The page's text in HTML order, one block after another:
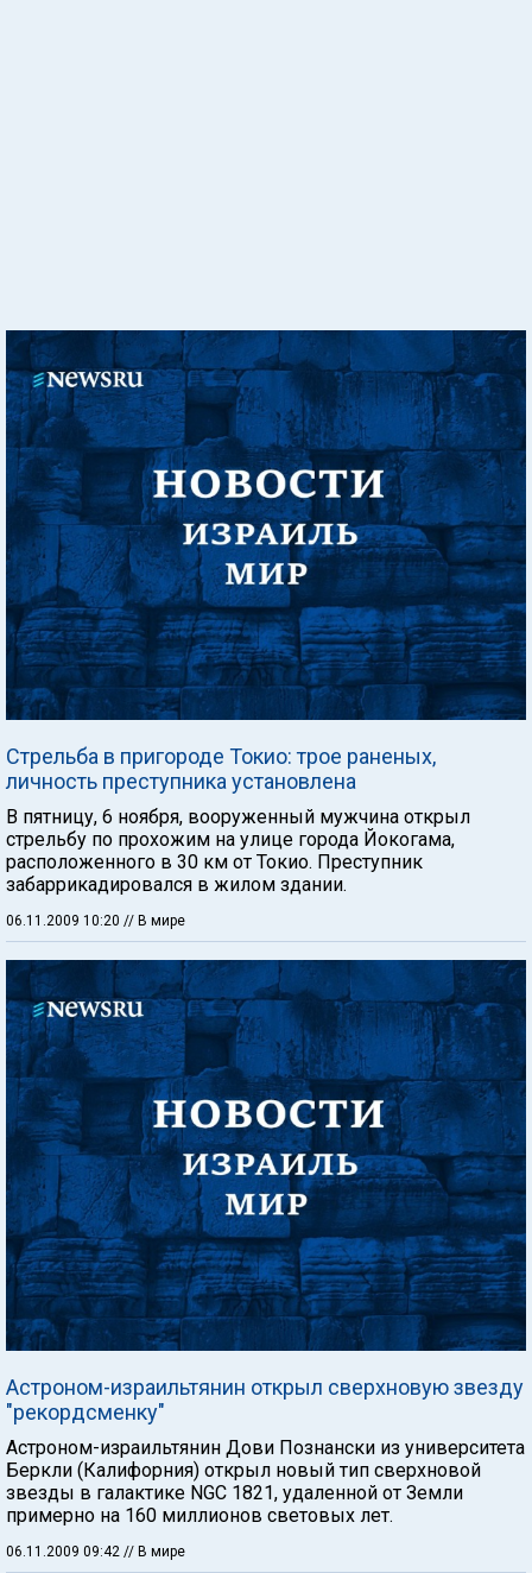
Стрельба в пригороде Токио: трое раненых,
личность преступника установлена
В пятницу, 6 ноября, вооруженный мужчина открыл
стрельбу по прохожим на улице города Йокогама,
расположенного в 30 км от Токио. Преступник
забаррикадировался в жилом здании.
06.11.2009 10:20 // В мире
Астроном-израильтянин открыл сверхновую звезду
"рекордсменку"
Астроном-израильтянин Дови Познански из университета
Беркли (Калифорния) открыл новый тип сверхновой
звезды в галактике NGC 1821, удаленной от Земли
примерно на 160 миллионов световых лет.
06.11.2009 09:42 // В мире